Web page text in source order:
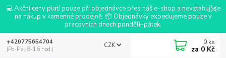
💻 Akční ceny platí pouze při objednávce přes náš e-shop a nevztahují se
na nákup v kamenné prodejně. 📦 Objednávky expedujeme pouze v
pracovních dnech pondělí–pátek.
CZK
+420775654704
(Po-Pá, 8-16 hod.)
0 ks
za 0 Kč